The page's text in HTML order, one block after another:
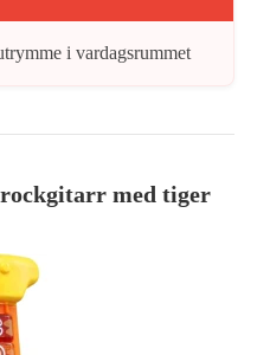
i vardagsrummet
rockgitarr med tiger